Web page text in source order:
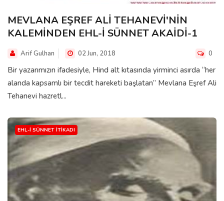
MEVLANA EŞREF ALİ TEHANEVİ'NİN
KALEMİNDEN EHL-İ SÜNNET AKAİDİ-1
Arif Gulhan 02 Jun, 2018 0
Bir yazarımızın ifadesiyle, Hind alt kıtasında yirminci asırda “her
alanda kapsamlı bir tecdit hareketi başlatan” Mevlana Eşref Ali
Tehanevi hazretl...
EHL-I SÜNNET İTIKADI